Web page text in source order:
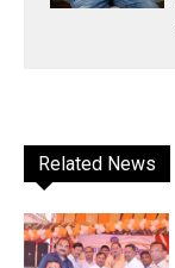
Related News